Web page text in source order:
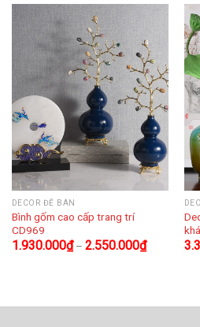
DECOR ĐỂ BÀN
Bình gốm cao cấp trang trí
CD969
1.930.000₫– 2.550.000₫